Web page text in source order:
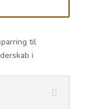
til
i